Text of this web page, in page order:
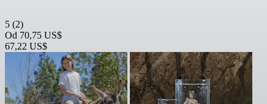
5 (2)
Od 70,75 US$
67,22 US$